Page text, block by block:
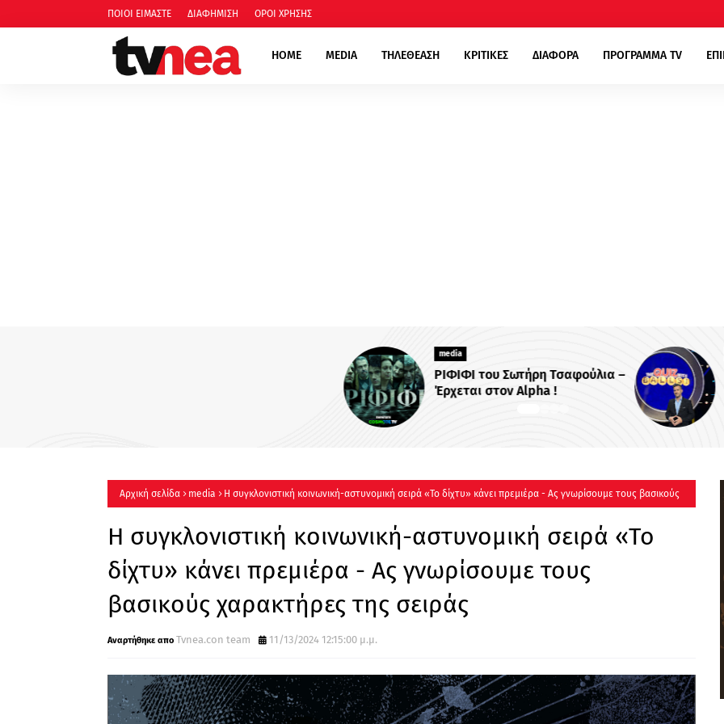
ΠΟΙΟΙ ΕΙΜΑΣΤΕ ΔΙΑΦΗΜΙΣΗ ΟΡΟΙ ΧΡΗΣΗΣ
HOME MEDIA ΤΗΛΕΘΕΑΣΗ ΚΡΙΤΙΚΕΣ ΔΙΑΦΟΡΑ ΠΡΟΓΡΑΜΜΑ TV
ΡΙΦΙΦΙ του Σωτήρη Τσαφούλια –
Το «The Quiz with Balls!» έρχεται
στο νέο πρόγραμμα του ΣΚΑΪ
Αρχική σελίδα media Η συγκλονιστική κοινωνική-αστυνομική σειρά «Το δίχτυ» κάνει πρεμιέρα - Ας γνωρίσουμε τους βασικούς
Η συγκλονιστική κοινωνική-αστυνομική σειρά «Το
δίχτυ» κάνει πρεμιέρα - Ας γνωρίσουμε τους
βασικούς χαρακτήρες της σειράς
Tvnea.con team 11/13/2024 12:15:00 μ.μ.